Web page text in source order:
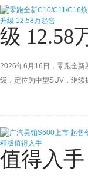
级 12.58
2026年6月16日，零跑全新
级，定位为中型SUV，继
值得入手